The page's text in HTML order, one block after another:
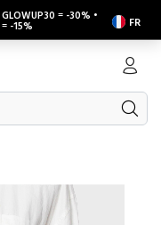
GLOWUP30 = -30% •
= -15% FR